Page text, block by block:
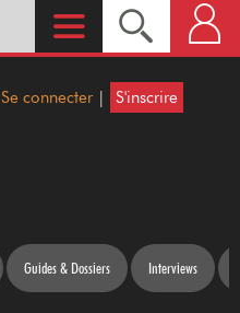
Se connecter | S'inscrire
Guides & Dossiers Interviews